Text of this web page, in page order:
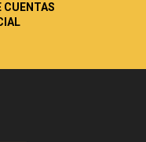
CUENTAS